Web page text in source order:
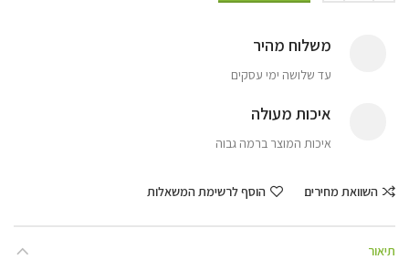
משלוח מהיר
עד שלושה ימי עסקים
איכות מעולה
איכות המוצר ברמה גבוה
השוואת מחירים הוסף לרשימת המשאלות
תיאור